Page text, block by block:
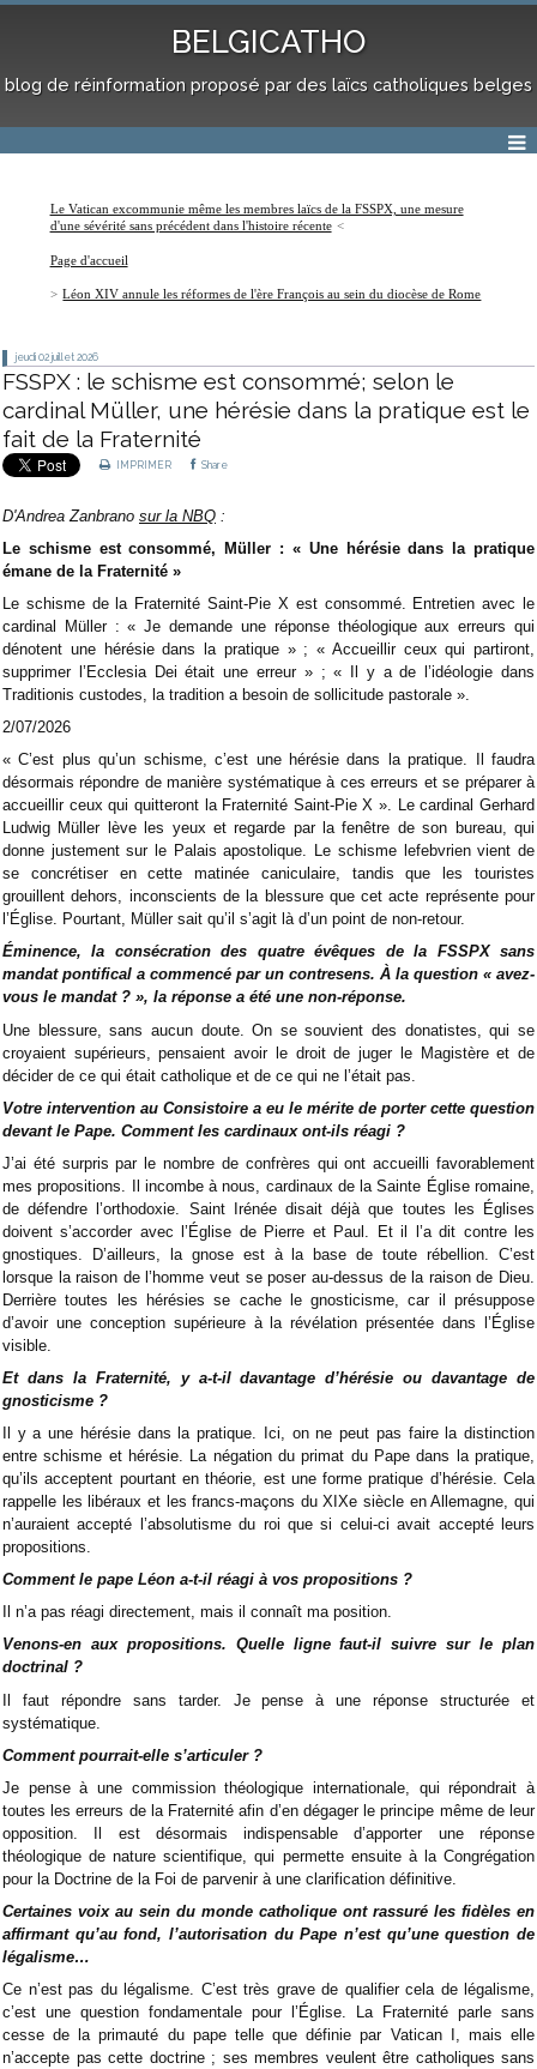
BELGICATHO
blog de réinformation proposé par des laïcs catholiques belges
Le Vatican excommunie même les membres laïcs de la FSSPX, une mesure
d'une sévérité sans précédent dans l'histoire récente
Page d'accueil
Léon XIV annule les réformes de l'ère François au sein du diocèse de Rome
jeudi 02 juillet 2026
FSSPX : le schisme est consommé; selon le
cardinal Müller, une hérésie dans la pratique est le
fait de la Fraternité
IMPRIMER Share
D'Andrea Zanbrano sur la NBQ :
Le schisme est consommé, Müller : « Une hérésie dans la pratique
émane de la Fraternité »
Le schisme de la Fraternité Saint-Pie X est consommé. Entretien avec le
cardinal Müller : « Je demande une réponse théologique aux erreurs qui
dénotent une hérésie dans la pratique » ; « Accueillir ceux qui partiront,
supprimer l’Ecclesia Dei était une erreur » ; « Il y a de l’idéologie dans
Traditionis custodes, la tradition a besoin de sollicitude pastorale ».
2/07/2026
« C’est plus qu’un schisme, c’est une hérésie dans la pratique. Il faudra
désormais répondre de manière systématique à ces erreurs et se préparer à
accueillir ceux qui quitteront la Fraternité Saint-Pie X ». Le cardinal Gerhard
Ludwig Müller lève les yeux et regarde par la fenêtre de son bureau, qui
donne justement sur le Palais apostolique. Le schisme lefebvrien vient de
se concrétiser en cette matinée caniculaire, tandis que les touristes
grouillent dehors, inconscients de la blessure que cet acte représente pour
l’Église. Pourtant, Müller sait qu’il s’agit là d’un point de non-retour.
Éminence, la consécration des quatre évêques de la FSSPX sans
mandat pontifical a commencé par un contresens. À la question « avez-
vous le mandat ? », la réponse a été une non-réponse.
Une blessure, sans aucun doute. On se souvient des donatistes, qui se
croyaient supérieurs, pensaient avoir le droit de juger le Magistère et de
décider de ce qui était catholique et de ce qui ne l’était pas.
Votre intervention au Consistoire a eu le mérite de porter cette question
devant le Pape. Comment les cardinaux ont-ils réagi ?
J’ai été surpris par le nombre de confrères qui ont accueilli favorablement
mes propositions. Il incombe à nous, cardinaux de la Sainte Église romaine,
de défendre l’orthodoxie. Saint Irénée disait déjà que toutes les Églises
doivent s’accorder avec l’Église de Pierre et Paul. Et il l’a dit contre les
gnostiques. D’ailleurs, la gnose est à la base de toute rébellion. C’est
lorsque la raison de l’homme veut se poser au-dessus de la raison de Dieu.
Derrière toutes les hérésies se cache le gnosticisme, car il présuppose
d’avoir une conception supérieure à la révélation présentée dans l’Église
visible.
Et dans la Fraternité, y a-t-il davantage d’hérésie ou davantage de
gnosticisme ?
Il y a une hérésie dans la pratique. Ici, on ne peut pas faire la distinction
entre schisme et hérésie. La négation du primat du Pape dans la pratique,
qu’ils acceptent pourtant en théorie, est une forme pratique d’hérésie. Cela
rappelle les libéraux et les francs-maçons du XIXe siècle en Allemagne, qui
n’auraient accepté l’absolutisme du roi que si celui-ci avait accepté leurs
propositions.
Comment le pape Léon a-t-il réagi à vos propositions ?
Il n’a pas réagi directement, mais il connaît ma position.
Venons-en aux propositions. Quelle ligne faut-il suivre sur le plan
doctrinal ?
Il faut répondre sans tarder. Je pense à une réponse structurée et
systématique.
Comment pourrait-elle s’articuler ?
Je pense à une commission théologique internationale, qui répondrait à
toutes les erreurs de la Fraternité afin d’en dégager le principe même de leur
opposition. Il est désormais indispensable d’apporter une réponse
théologique de nature scientifique, qui permette ensuite à la Congrégation
pour la Doctrine de la Foi de parvenir à une clarification définitive.
Certaines voix au sein du monde catholique ont rassuré les fidèles en
affirmant qu’au fond, l’autorisation du Pape n’est qu’une question de
légalisme…
Ce n’est pas du légalisme. C’est très grave de qualifier cela de légalisme,
c’est une question fondamentale pour l’Église. La Fraternité parle sans
cesse de la primauté du pape telle que définie par Vatican I, mais elle
n’accepte pas cette doctrine ; ses membres veulent être catholiques sans